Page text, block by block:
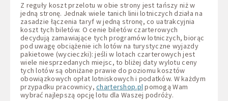
Z reguły koszt przelotu w obie strony jest tańszy niż w
jedną stronę. Jednak wiele tanich linii lotniczych działa na
zasadzie łączenia taryf w jedną stronę, co uatrakcyjnia
koszt tych biletów. O cenie biletów czarterowych
decydują zamawiające tych programów lotniczych, biorąc
pod uwagę obciążenie ich lotów na turystyczne wyjazdy
pakietowe (wycieczki): jeśli w lotach czarterowych jest
wiele niesprzedanych miejsc, to bliżej daty wylotu ceny
tych lotów są obniżane prawie do poziomu kosztów
obowiązkowych opłat lotniskowych i podatków. W każdym
przypadku pracownicy,chartershop.plpomogą Wam
wybrać najlepszą opcję lotu dla Waszej podróży.